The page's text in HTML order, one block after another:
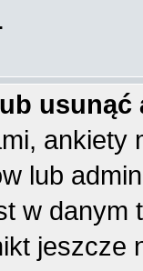
usunąć
lub
w
jeszcze